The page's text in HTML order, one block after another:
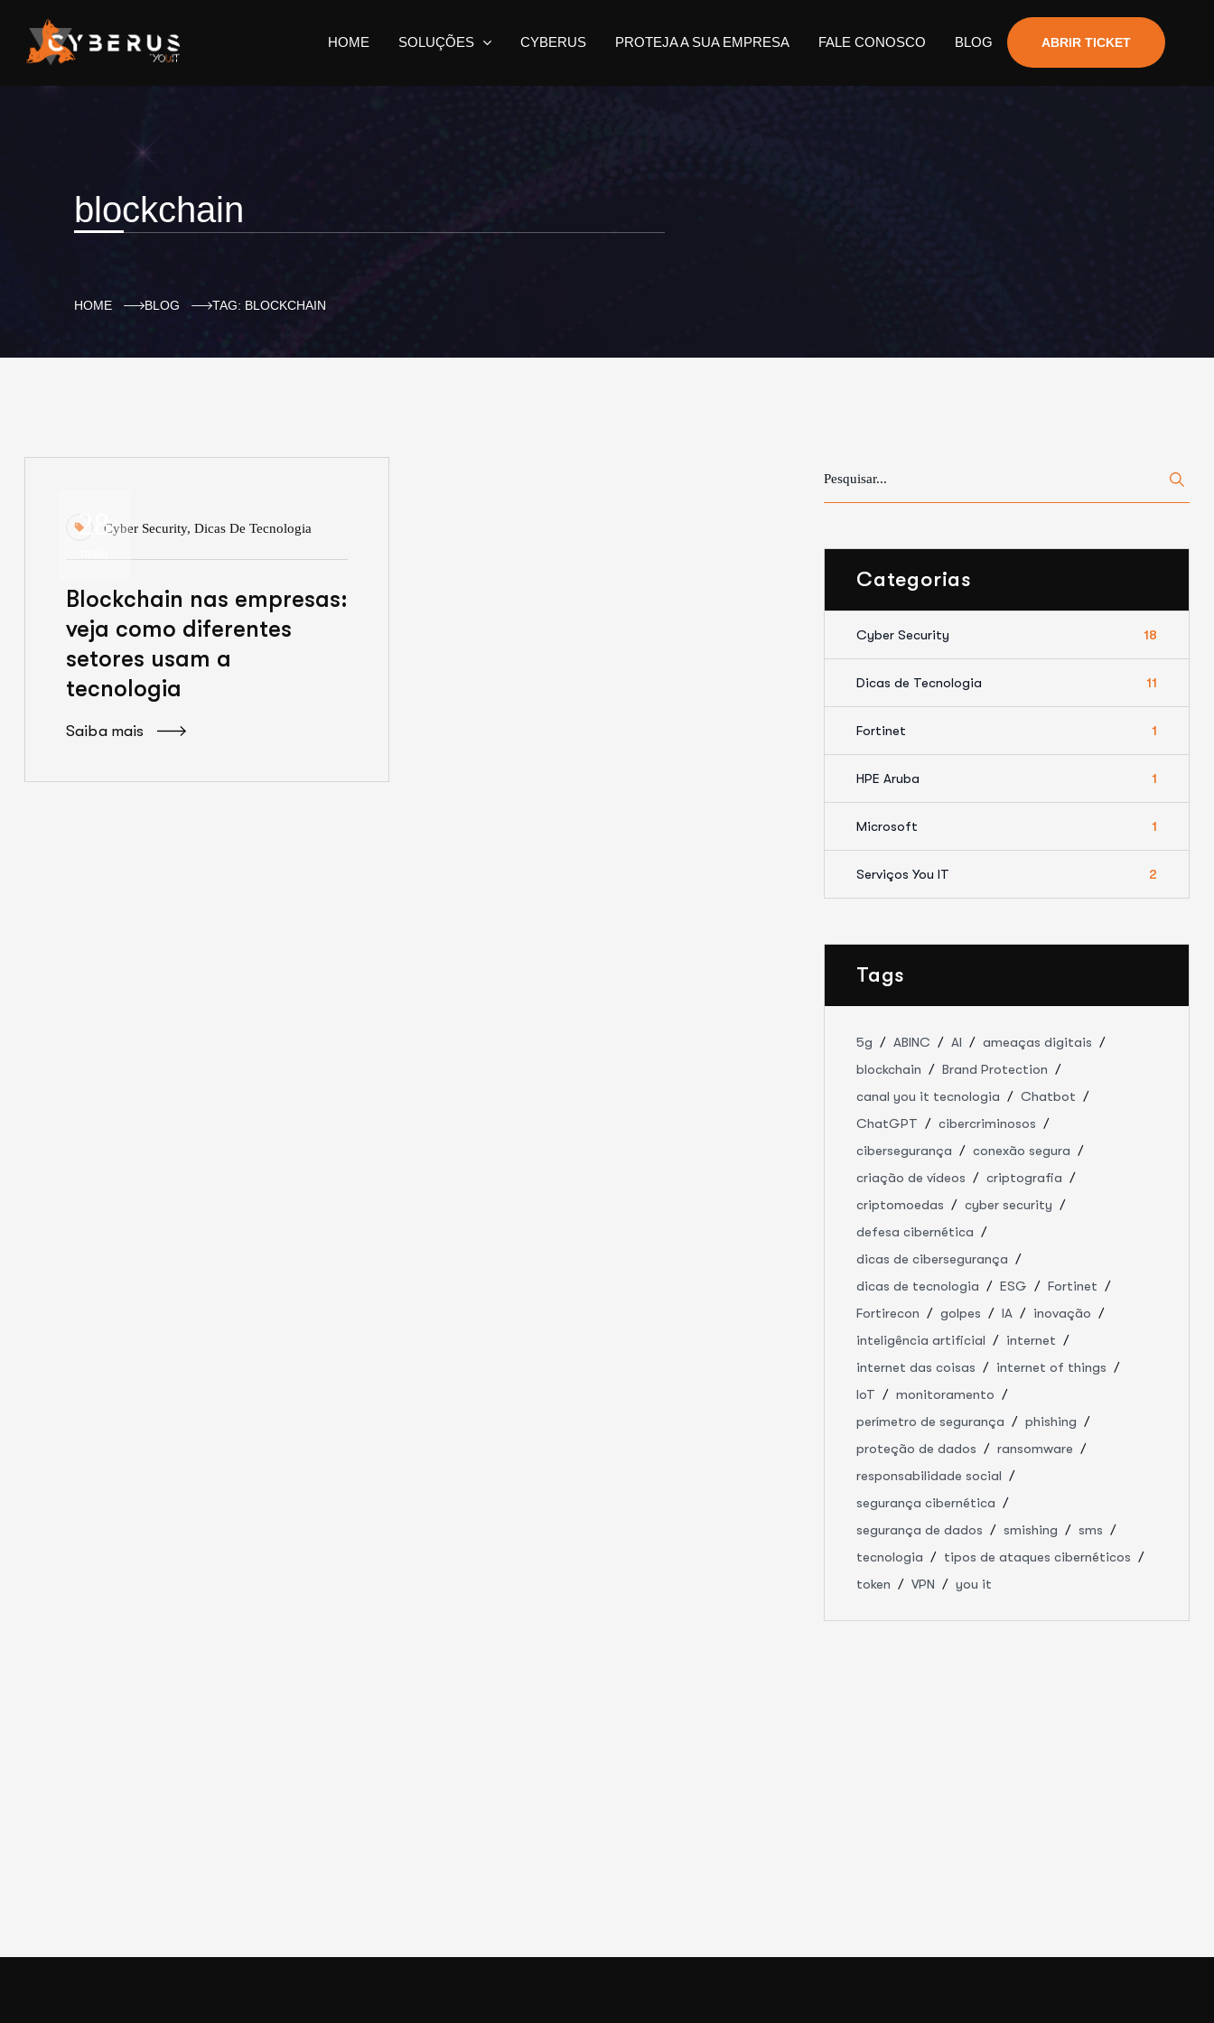
HOME SOLUÇÕES CYBERUS PROTEJA A SUA EMPRESA FALE CONOSCO BLOG ABRIR TICKET
blockchain
HOME BLOG TAG: BLOCKCHAIN
28Cyber Security, Dicas De Tecnologia
Blockchain nas empresas:
veja como diferentes
setores usam a
tecnologia
Saiba mais
Categorias
Cyber Security 18
Dicas de Tecnologia 11
Fortinet 1
HPE Aruba 1
Microsoft 1
Serviços You IT 2
Tags
5g ABINC AI
ameaças digitais
blockchain
Brand Protection
canal you it tecnologia
Chatbot
ChatGPT
cibercriminosos
cibersegurança
conexão segura
criação de vídeos
criptografia
criptomoedas
cyber security
defesa cibernética
dicas de cibersegurança
dicas de tecnologia
ESG
Fortinet
Fortirecon
golpes IA
inovação
inteligência artificial
internet
internet das coisas
internet of things
IoT
monitoramento
perímetro de segurança
phishing
proteção de dados
ransomware
responsabilidade social
segurança cibernética
segurança de dados
smishing
sms
tecnologia
tipos de ataques cibernéticos
token
VPN you it